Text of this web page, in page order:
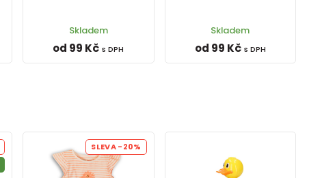
Skladem
od 99 Kč s DPH
Skladem
od 99 Kč s DPH
SLEVA-20%